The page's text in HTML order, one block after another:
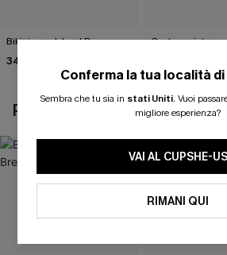
Bikini nero Island Breeze
34,00 €
Costume intero
40,00 €
POTREBBE INTERESSARTI
Conferma la tua località
Sembra che tu sia in stati Uniti. Vuoi
migliore esperienza?
VAI AL CUPSHE-US
RIMANI QUI